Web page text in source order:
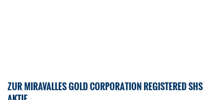
ZUR MIRAVALLES GOLD CORPORATION REGISTERED SHS